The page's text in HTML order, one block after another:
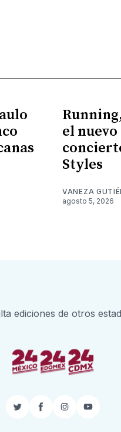
el nuevo
Styles
VANEZA
agosto 5, 2026
ediciones de otros
TwitterFacebook
InstagramYouTube